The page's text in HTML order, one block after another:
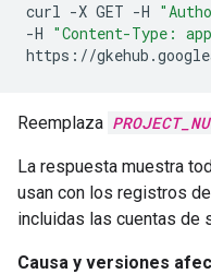
curl -X GET -H
-H "Content-Type:
https://
Reemplaza
La respuesta muestra
usan con los registros
incluidas las cuentas de
Causa y versiones